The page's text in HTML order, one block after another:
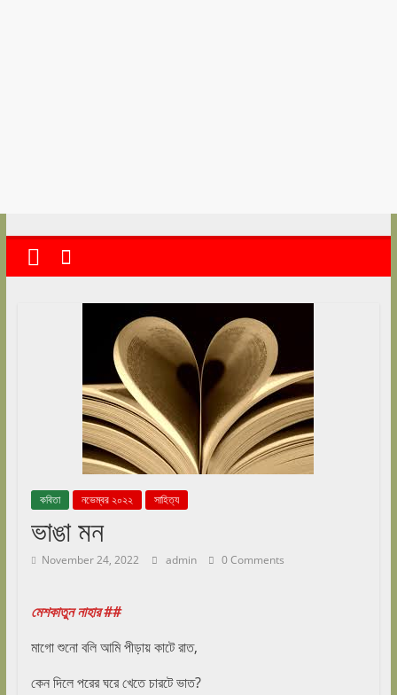
কবিতা নভেম্বর ২০২২ সাহিত্য
ভাঙা মন
November 24, 2022 admin 0 Comments
মেশকাতুন নাহার ##
মাগো শুনো বলি আমি পীড়ায় কাটে রাত,
কেন দিলে পরের ঘরে খেতে চারটে ভাত?